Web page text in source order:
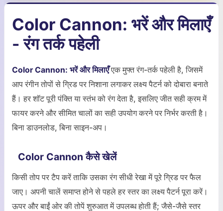
Color Cannon: भरें और मिलाएँ
- रंग तर्क पहेली
Color Cannon: भरें और मिलाएँएक मुफ्त रंग-तर्क पहेली है, जिसमें
आप रंगीन तोपों से ग्रिड पर निशाना लगाकर लक्ष्य पैटर्न को दोबारा बनाते
हैं। हर शॉट पूरी पंक्ति या स्तंभ को रंग देता है, इसलिए जीत सही क्रम में
फायर करने और सीमित चालों का सही उपयोग करने पर निर्भर करती है।
बिना डाउनलोड, बिना साइन-अप।
Color Cannon कैसे खेलें
किसी तोप पर टैप करें ताकि उसका रंग सीधी रेखा में पूरे ग्रिड पर फैल
जाए। अपनी चालें समाप्त होने से पहले हर स्तर का लक्ष्य पैटर्न पूरा करें।
ऊपर और बाईं ओर की तोपें शुरुआत में उपलब्ध होती हैं; जैसे-जैसे स्तर